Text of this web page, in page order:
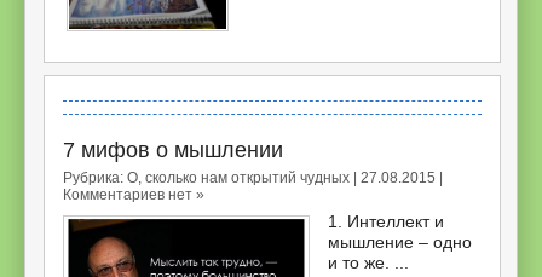
7 мифов о мышлении
Рубрика: О, сколько нам открытий чудных | 27.08.2015 |
Комментариев нет »
1. Интеллект и
мышление – одно
и то же. ...